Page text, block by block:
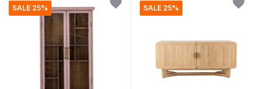
SALE 25% SALE 25%